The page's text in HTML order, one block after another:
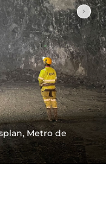
Metro de